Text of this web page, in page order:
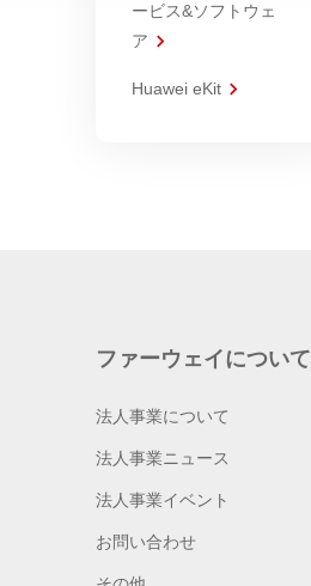
ービス&ソフトウェ
ア
Huawei eKit
ファーウェイについて
法人事業について
法人事業ニュース
法人事業イベント
お問い合わせ